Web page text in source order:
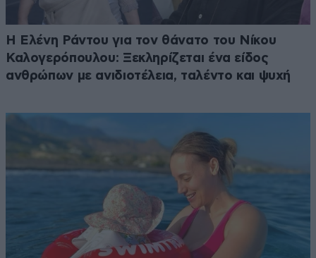
Η Ελένη Ράντου για τον θάνατο του Νίκου
Καλογερόπουλου: Ξεκληρίζεται ένα είδος
ανθρώπων με ανιδιοτέλεια, ταλέντο και ψυχή